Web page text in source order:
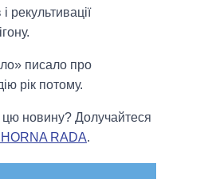
рекультивації
писало про
рік потому.
цю новину? Долучайтеся
RADA.